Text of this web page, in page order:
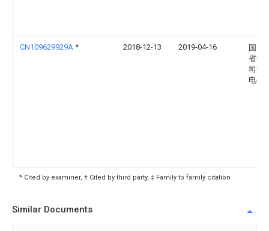
CN109629929A * 2018-12-13 2019-04-16
国网
省电
司潍
电公
* Cited by examiner, † Cited by third party, ‡ Family to family citation
Similar Documents